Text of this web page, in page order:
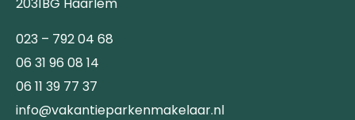
023 – 792 04 68
06 31 96 08 14
06 11 39 77 37
info@vakantieparkenmakelaar.nl